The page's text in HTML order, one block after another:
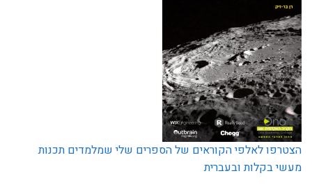
הצטרפו לאלפי הקוראים של הספרים שלי שמלמדים תכנות
מעשי בקלות ובעברית